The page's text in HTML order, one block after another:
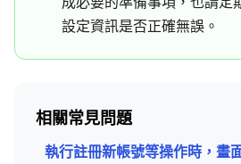
設定資訊是否正確無誤。
相關常見問題
執行註冊新帳號等操作時，畫